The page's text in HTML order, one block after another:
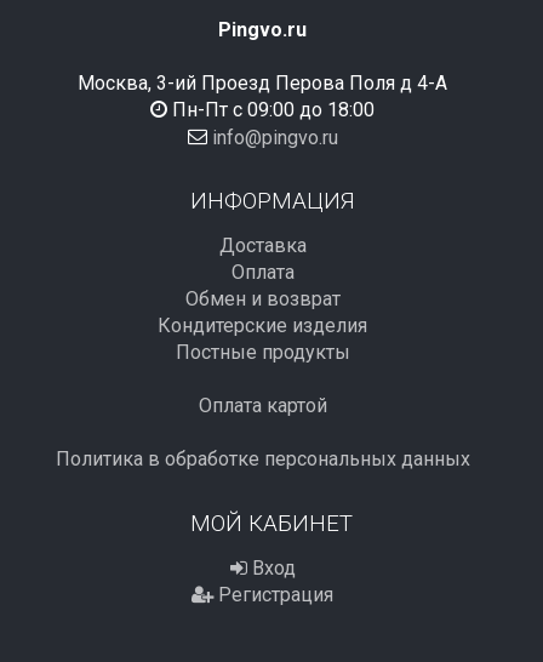
Pingvo.ru
Москва, 3-ий Проезд Перова Поля д 4-А
Пн-Пт с 09:00 до 18:00
info@pingvo.ru
ИНФОРМАЦИЯ
Доставка
Оплата
Обмен и возврат
Кондитерские изделия
Постные продукты
Оплата картой
Политика в обработке персональных данных
МОЙ КАБИНЕТ
Вход
Регистрация